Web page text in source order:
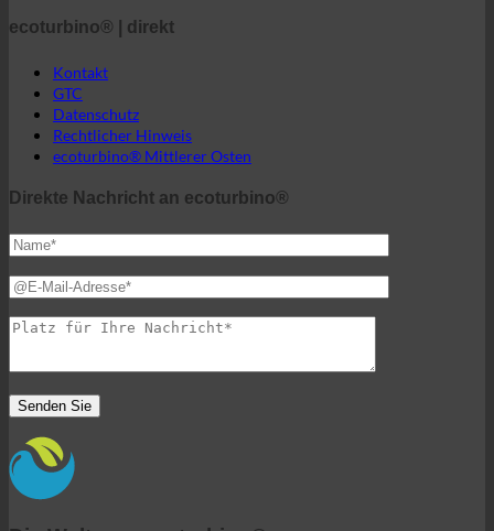
Webshop | englisch
ecoturbino® | direkt
Kontakt
GTC
Datenschutz
ecoturbino® Mittlerer Osten
Direkte Nachricht an ecoturbino®